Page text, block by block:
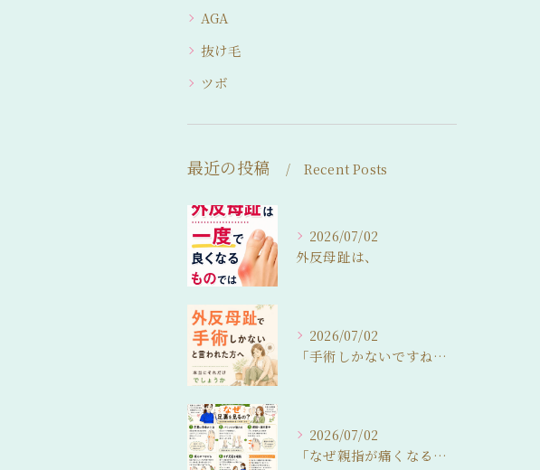
AGA
抜け毛
ツボ
最近の投稿 Recent Posts
2026/07/02
外反母趾は、
2026/07/02
「手術しかないですね…」
2026/07/02
「なぜ親指が痛くなるの？」